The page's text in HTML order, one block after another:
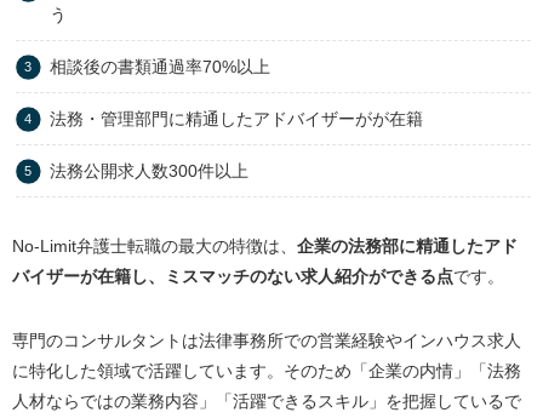
う
相談後の書類通過率70%以上
法務・管理部門に精通したアドバイザーがが在籍
法務公開求人数300件以上
No-Limit弁護士転職の最大の特徴は、 企業の法務部に精通したアド
バイザーが在籍し、ミスマッチのない求人紹介ができる点です。
専門のコンサルタントは法律事務所での営業経験やインハウス求人
に特化した領域で活躍しています。そのため「企業の内情」「法務
人材ならではの業務内容」「活躍できるスキル」を把握しているで